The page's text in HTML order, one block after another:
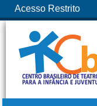
Acesso Restrito